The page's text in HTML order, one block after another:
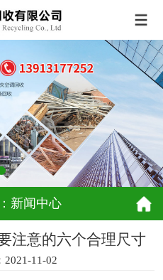
新闻中心
注意的六个合理尺寸
2021-11-02